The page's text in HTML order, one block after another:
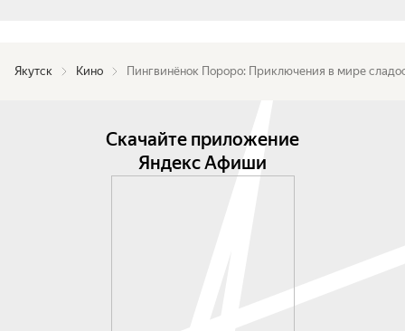
Якутск Кино Пингвинёнок Пороро: Приключения в мире
Скачайте приложение
Яндекс Афиши